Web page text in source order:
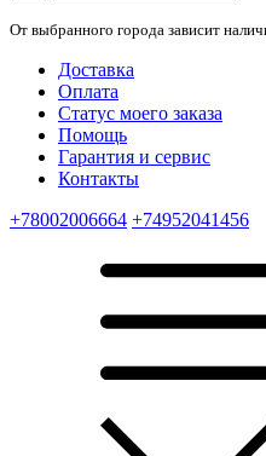
От выбранного города зависит
Доставка
Оплата
Статус моего заказа
Помощь
Гарантия и сервис
Контакты
+78002006664 +74952041456